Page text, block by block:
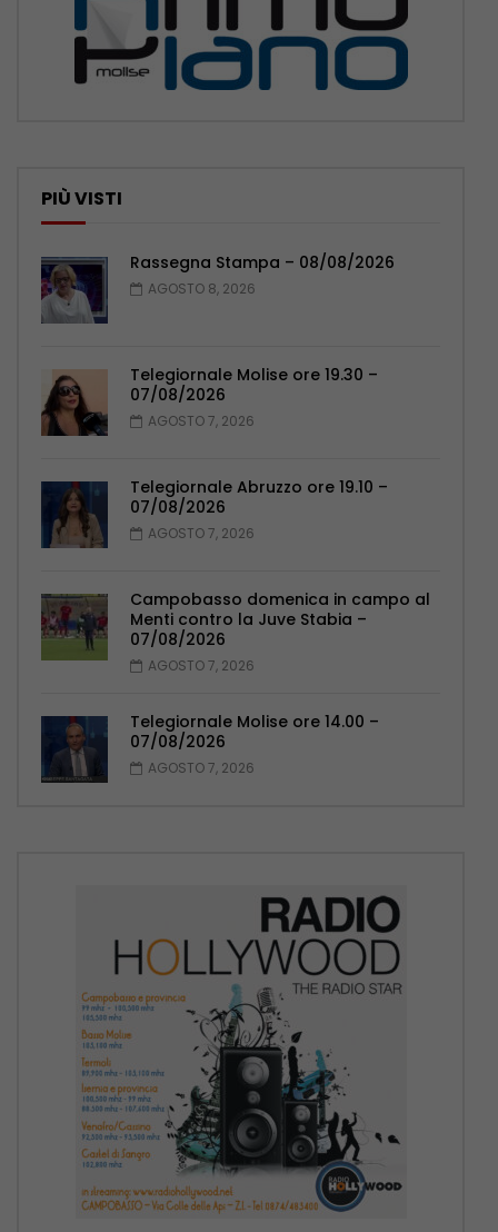
PIÙ VISTI
Rassegna Stampa – 08/08/2026
AGOSTO 8, 2026
Telegiornale Molise ore 19.30 –
07/08/2026
AGOSTO 7, 2026
Telegiornale Abruzzo ore 19.10 –
07/08/2026
AGOSTO 7, 2026
Campobasso domenica in campo al
Menti contro la Juve Stabia –
07/08/2026
AGOSTO 7, 2026
Telegiornale Molise ore 14.00 –
07/08/2026
AGOSTO 7, 2026